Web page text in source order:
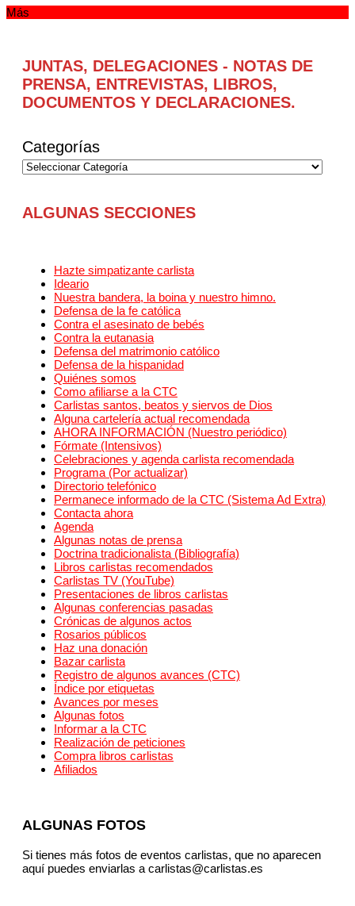
Más
JUNTAS, DELEGACIONES - NOTAS DE
PRENSA, ENTREVISTAS, LIBROS,
DOCUMENTOS Y DECLARACIONES.
Categorías
ALGUNAS SECCIONES
Hazte simpatizante carlista
Ideario
Nuestra bandera, la boina y nuestro himno.
Defensa de la fe católica
Contra el asesinato de bebés
Contra la eutanasia
Defensa del matrimonio católico
Defensa de la hispanidad
Quiénes somos
Como afiliarse a la CTC
Carlistas santos, beatos y siervos de Dios
Alguna cartelería actual recomendada
AHORA INFORMACIÓN (Nuestro periódico)
Fórmate (Intensivos)
Celebraciones y agenda carlista recomendada
Programa (Por actualizar)
Directorio telefónico
Permanece informado de la CTC (Sistema Ad Extra)
Contacta ahora
Agenda
Algunas notas de prensa
Doctrina tradicionalista (Bibliografía)
Libros carlistas recomendados
Carlistas TV (YouTube)
Presentaciones de libros carlistas
Algunas conferencias pasadas
Crónicas de algunos actos
Rosarios públicos
Haz una donación
Bazar carlista
Registro de algunos avances (CTC)
Índice por etiquetas
Avances por meses
Algunas fotos
Informar a la CTC
Realización de peticiones
Compra libros carlistas
Afiliados
ALGUNAS FOTOS
Si tienes más fotos de eventos carlistas, que no aparecen
aquí puedes enviarlas a carlistas@carlistas.es